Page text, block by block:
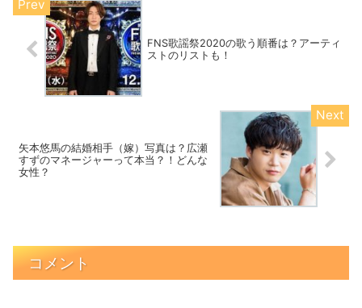
FNS歌謡祭2020の歌う順番は？アーティ
ストのリストも！
矢本悠馬の結婚相手（嫁）写真は？広瀬
すずのマネージャーって本当？！どんな
女性？
コメント